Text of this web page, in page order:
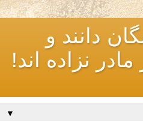
دانند و
نزاده اند!
▼